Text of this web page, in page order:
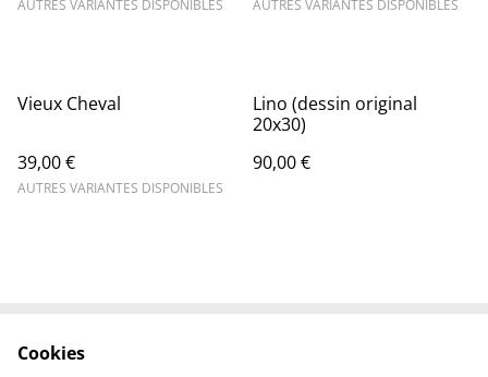
AUTRES VARIANTES DISPONIBLES AUTRES VARIANTES DISPONIBLES
Vieux Cheval
39,00 €
AUTRES VARIANTES DISPONIBLES
Lino (dessin original
20x30)
90,00 €
Cookies